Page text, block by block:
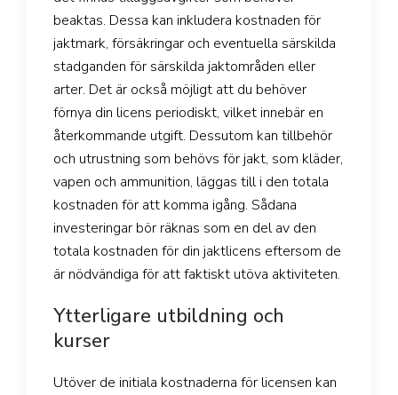
beaktas. Dessa kan inkludera kostnaden för
jaktmark, försäkringar och eventuella särskilda
stadganden för särskilda jaktområden eller
arter. Det är också möjligt att du behöver
förnya din licens periodiskt, vilket innebär en
återkommande utgift. Dessutom kan tillbehör
och utrustning som behövs för jakt, som kläder,
vapen och ammunition, läggas till i den totala
kostnaden för att komma igång. Sådana
investeringar bör räknas som en del av den
totala kostnaden för din jaktlicens eftersom de
är nödvändiga för att faktiskt utöva aktiviteten.
Ytterligare utbildning och
kurser
Utöver de initiala kostnaderna för licensen kan